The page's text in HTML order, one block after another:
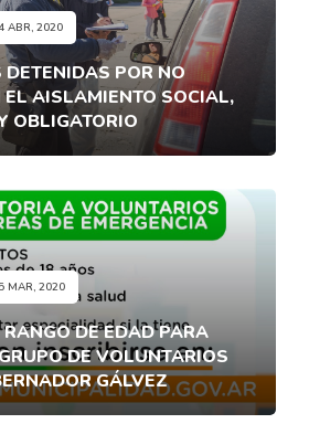
ABR, 2020
POR NO
EL AISLAMIENTO SOCIAL,
OBLIGATORIO
MAR, 2020
DE EDAD PARA
DE VOLUNTARIOS
GÁLVEZ